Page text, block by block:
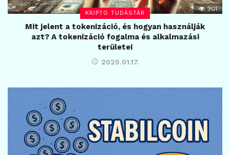
KRIPTO TUDÁSTÁR
301
Mit jelent a tokenizáció, és hogyan használják
azt? A tokenizáció fogalma és alkalmazási
területei
2025.01.17.